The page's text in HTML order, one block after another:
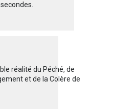
réalité du Péché, de
et de la Colère de